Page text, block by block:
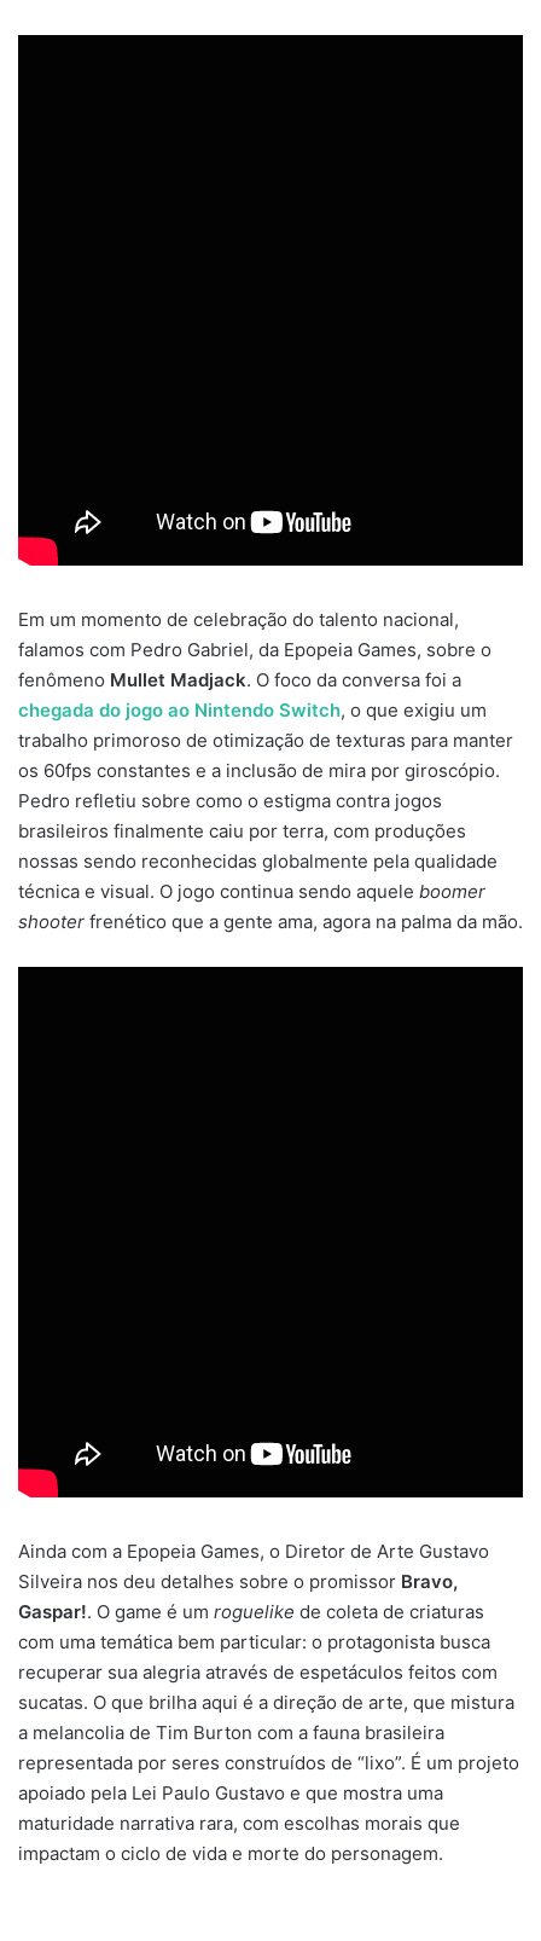
Em um momento de celebração do talento nacional,
falamos com Pedro Gabriel, da Epopeia Games, sobre o
fenômeno Mullet Madjack. O foco da conversa foi a
chegada do jogo ao Nintendo Switch, o que exigiu um
trabalho primoroso de otimização de texturas para manter
os 60fps constantes e a inclusão de mira por giroscópio.
Pedro refletiu sobre como o estigma contra jogos
brasileiros finalmente caiu por terra, com produções
nossas sendo reconhecidas globalmente pela qualidade
técnica e visual. O jogo continua sendo aquele boomer
shooter frenético que a gente ama, agora na palma da mão.
Ainda com a Epopeia Games, o Diretor de Arte Gustavo
Silveira nos deu detalhes sobre o promissor Bravo,
Gaspar!. O game é um roguelike de coleta de criaturas
com uma temática bem particular: o protagonista busca
recuperar sua alegria através de espetáculos feitos com
sucatas. O que brilha aqui é a direção de arte, que mistura
a melancolia de Tim Burton com a fauna brasileira
representada por seres construídos de “lixo”. É um projeto
apoiado pela Lei Paulo Gustavo e que mostra uma
maturidade narrativa rara, com escolhas morais que
impactam o ciclo de vida e morte do personagem.